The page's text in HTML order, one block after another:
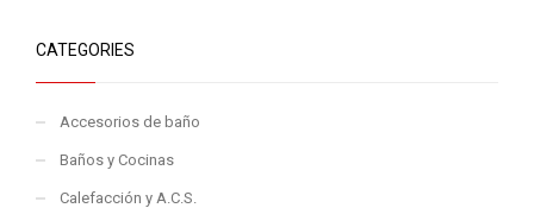
CATEGORIES
Accesorios de baño
Baños y Cocinas
Calefacción y A.C.S.